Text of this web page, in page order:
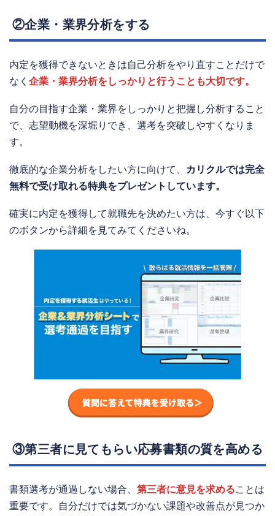
②企業・業界分析をする
内定を獲得できないときは自己分析をやり直すことだけで
なく 企業・業界分析をしっかりと行うことも大切です。
自分の目指す企業・業界をしっかりと把握し分析すること
で、志望動機を深堀りでき、選考を突破しやすくなりま
す。
徹底的な企業分析をしたい方に向けて、
カリクルでは完全
無料で受け取れる特典をプレゼントしています。
確実に内定を獲得して就職先を決めたい方は、今すぐ以下
のボタンから詳細を見てみてくださいね。
③第三者に見てもらい応募書類の質を高める
書類選考が通過しない場合、 第三者に意見を求めることは
重要です。自分だけでは気づかない課題や改善点が見つか